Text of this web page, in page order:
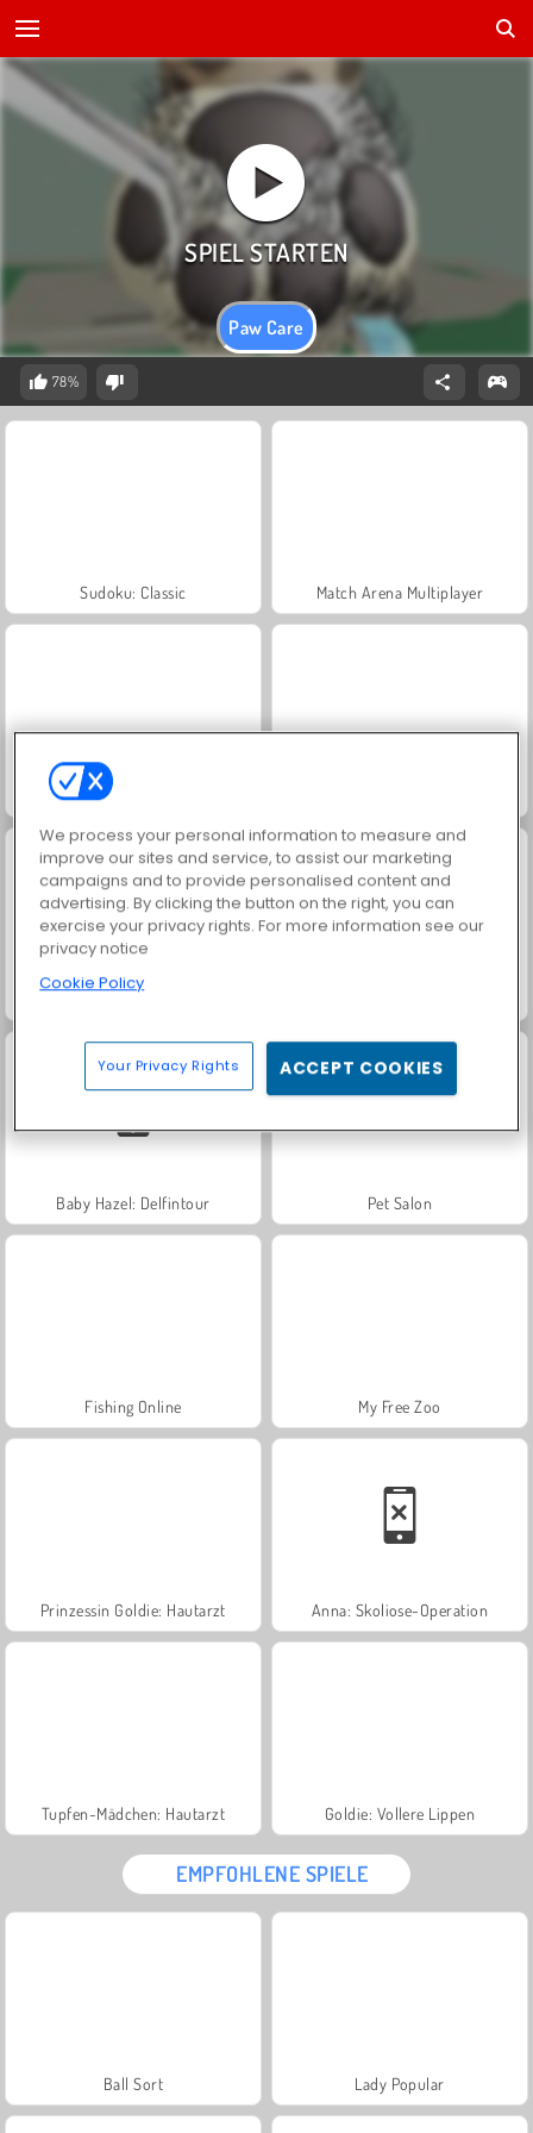
Paw Care
78%
Sudoku: Classic Match Arena Multiplayer
Let's Fish!
Tiere pflegen
Baby Hazel: Delfintour Pet Salon
Fishing Online My Free Zoo
Prinzessin Goldie: Hautarzt Anna: Skoliose-Operation
Tupfen-Mädchen: Hautarzt Goldie: Vollere Lippen
EMPFOHLENE SPIELE
Ball Sort Lady Popular
We process your personal information to measure and
improve our sites and service, to assist our marketing
campaigns and to provide personalised content and
advertising. By clicking the button on the right, you can
exercise your privacy rights. For more information see our
privacy notice
Cookie Policy
Your Privacy Rights ACCEPT COOKIES